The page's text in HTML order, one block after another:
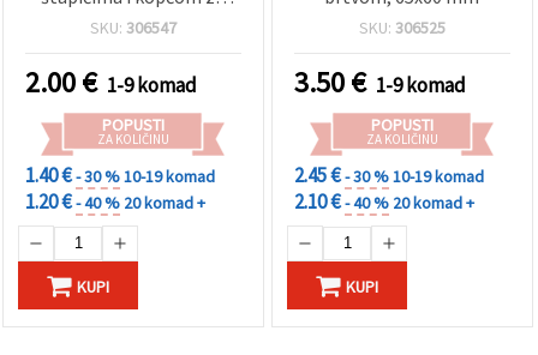
mirisni difuzor
SKU: 306547
2.00€ 1-9 komad
POPUSTI
ZA KOLIČINU
1.40 €- 30 %10-19 komad
1.20 €- 40 % 20 komad +
KUPI
SKU: 306525
3.50€ 1-9 komad
POPUSTI
ZA KOLIČINU
2.45 €- 30 %10-19 komad
2.10 €- 40 % 20 komad +
KUPI